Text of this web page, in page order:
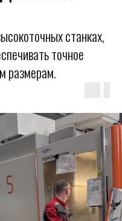
станках,
точное
размерам.